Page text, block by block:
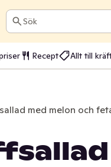
Sök
Recept Allt till
med melon och